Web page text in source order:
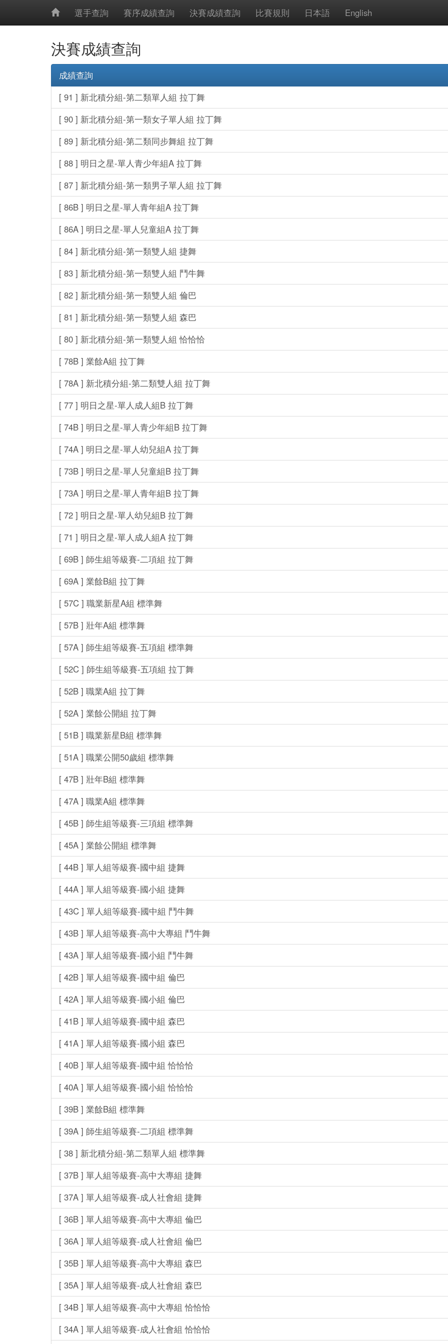
選手查詢 賽序成績查詢 決賽成績查詢 比賽規則 日本語 English
決賽成績查詢
成績查詢
[ 91 ] 新北積分組-第二類單人組 拉丁舞
[ 90 ] 新北積分組-第一類女子單人組 拉丁舞
[ 89 ] 新北積分組-第二類同步舞組 拉丁舞
[ 88 ] 明日之星-單人青少年組A 拉丁舞
[ 87 ] 新北積分組-第一類男子單人組 拉丁舞
[ 86B ] 明日之星-單人青年組A 拉丁舞
[ 86A ] 明日之星-單人兒童組A 拉丁舞
[ 84 ] 新北積分組-第一類雙人組 捷舞
[ 83 ] 新北積分組-第一類雙人組 鬥牛舞
[ 82 ] 新北積分組-第一類雙人組 倫巴
[ 81 ] 新北積分組-第一類雙人組 森巴
[ 80 ] 新北積分組-第一類雙人組 恰恰恰
[ 78B ] 業餘A組 拉丁舞
[ 78A ] 新北積分組-第二類雙人組 拉丁舞
[ 77 ] 明日之星-單人成人組B 拉丁舞
[ 74B ] 明日之星-單人青少年組B 拉丁舞
[ 74A ] 明日之星-單人幼兒組A 拉丁舞
[ 73B ] 明日之星-單人兒童組B 拉丁舞
[ 73A ] 明日之星-單人青年組B 拉丁舞
[ 72 ] 明日之星-單人幼兒組B 拉丁舞
[ 71 ] 明日之星-單人成人組A 拉丁舞
[ 69B ] 師生組等級賽-二項組 拉丁舞
[ 69A ] 業餘B組 拉丁舞
[ 57C ] 職業新星A組 標準舞
[ 57B ] 壯年A組 標準舞
[ 57A ] 師生組等級賽-五項組 標準舞
[ 52C ] 師生組等級賽-五項組 拉丁舞
[ 52B ] 職業A組 拉丁舞
[ 52A ] 業餘公開組 拉丁舞
[ 51B ] 職業新星B組 標準舞
[ 51A ] 職業公開50歲組 標準舞
[ 47B ] 壯年B組 標準舞
[ 47A ] 職業A組 標準舞
[ 45B ] 師生組等級賽-三項組 標準舞
[ 45A ] 業餘公開組 標準舞
[ 44B ] 單人組等級賽-國中組 捷舞
[ 44A ] 單人組等級賽-國小組 捷舞
[ 43C ] 單人組等級賽-國中組 鬥牛舞
[ 43B ] 單人組等級賽-高中大專組 鬥牛舞
[ 43A ] 單人組等級賽-國小組 鬥牛舞
[ 42B ] 單人組等級賽-國中組 倫巴
[ 42A ] 單人組等級賽-國小組 倫巴
[ 41B ] 單人組等級賽-國中組 森巴
[ 41A ] 單人組等級賽-國小組 森巴
[ 40B ] 單人組等級賽-國中組 恰恰恰
[ 40A ] 單人組等級賽-國小組 恰恰恰
[ 39B ] 業餘B組 標準舞
[ 39A ] 師生組等級賽-二項組 標準舞
[ 38 ] 新北積分組-第二類單人組 標準舞
[ 37B ] 單人組等級賽-高中大專組 捷舞
[ 37A ] 單人組等級賽-成人社會組 捷舞
[ 36B ] 單人組等級賽-高中大專組 倫巴
[ 36A ] 單人組等級賽-成人社會組 倫巴
[ 35B ] 單人組等級賽-高中大專組 森巴
[ 35A ] 單人組等級賽-成人社會組 森巴
[ 34B ] 單人組等級賽-高中大專組 恰恰恰
[ 34A ] 單人組等級賽-成人社會組 恰恰恰